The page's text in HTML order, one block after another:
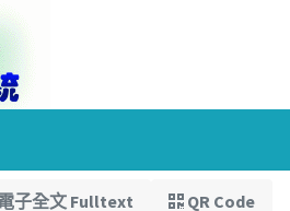
子全文 Fulltext QR Code